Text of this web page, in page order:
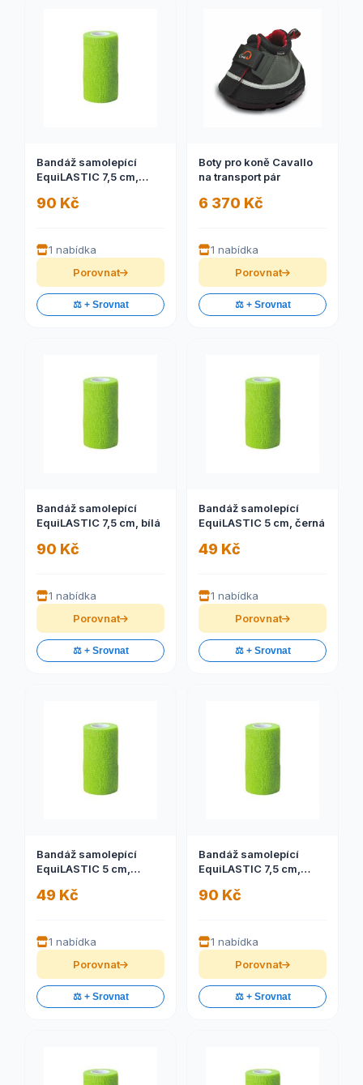
Bandáž samolepící
EquiLASTIC 7,5 cm,
90 Kč
1 nabídka
Porovnat
⚖️ + Srovnat
Boty pro koně Cavallo
na transport pár
6 370 Kč
1 nabídka
Porovnat
⚖️ + Srovnat
Bandáž samolepící
EquiLASTIC 7,5 cm, bílá
90 Kč
1 nabídka
Porovnat
⚖️ + Srovnat
Bandáž samolepící
EquiLASTIC 5 cm, černá
49 Kč
1 nabídka
Porovnat
⚖️ + Srovnat
Bandáž samolepící
EquiLASTIC 5 cm,
49 Kč
1 nabídka
Porovnat
⚖️ + Srovnat
Bandáž samolepící
EquiLASTIC 7,5 cm,
90 Kč
1 nabídka
Porovnat
⚖️ + Srovnat